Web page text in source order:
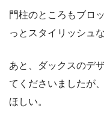
門柱のところもブロ
っとスタイリッシュ
あと、ダックスのデ
てくださいましたが
ほしい。